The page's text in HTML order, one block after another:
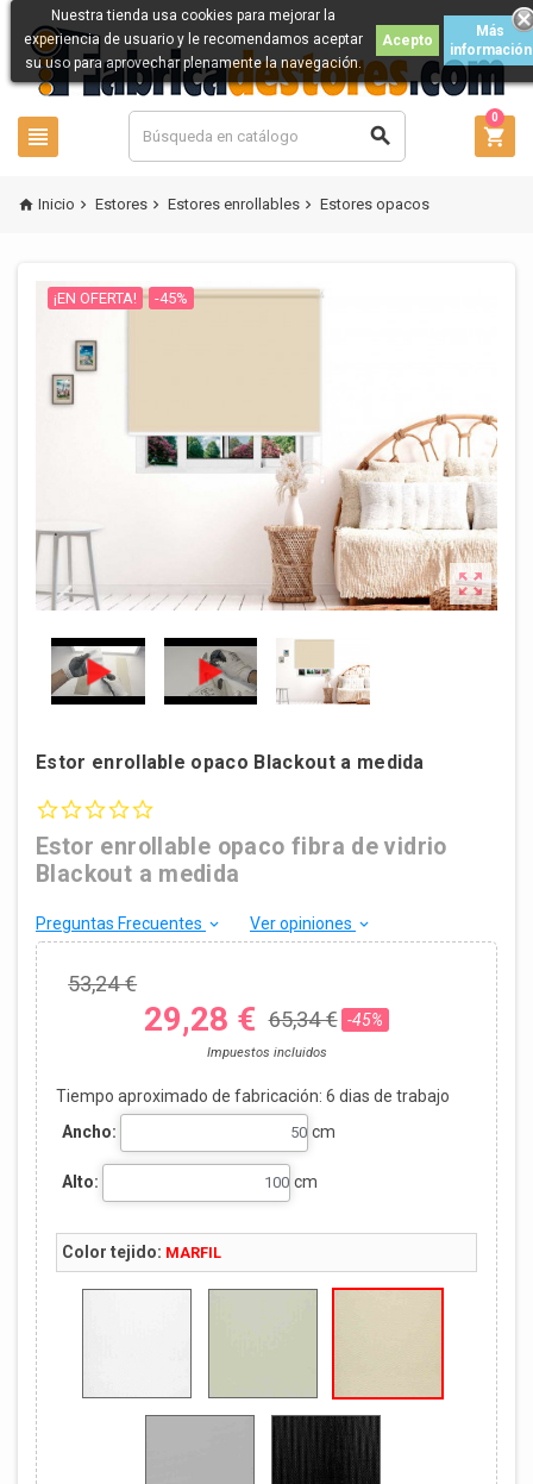
  
0
Nuestra tienda usa cookies para mejorar la
experiencia de usuario y le recomendamos aceptar
su uso para aprovechar plenamente la navegación.
Acepto
Más
información
 Inicio  Estores  Estores enrollables  Estores opacos

¡EN OFERTA! -45%
Estor enrollable opaco Blackout a medida
Estor enrollable opaco fibra de vidrio
Blackout a medida
Preguntas Frecuentes keyboard_arrow_down Ver opiniones keyboard_arrow_down
53,24 €
29,28 € 65,34 € -45%
Impuestos incluidos
Tiempo aproximado de fabricación: 6 dias de trabajo
Ancho:
cm
Alto: cm
Color tejido: MARFIL